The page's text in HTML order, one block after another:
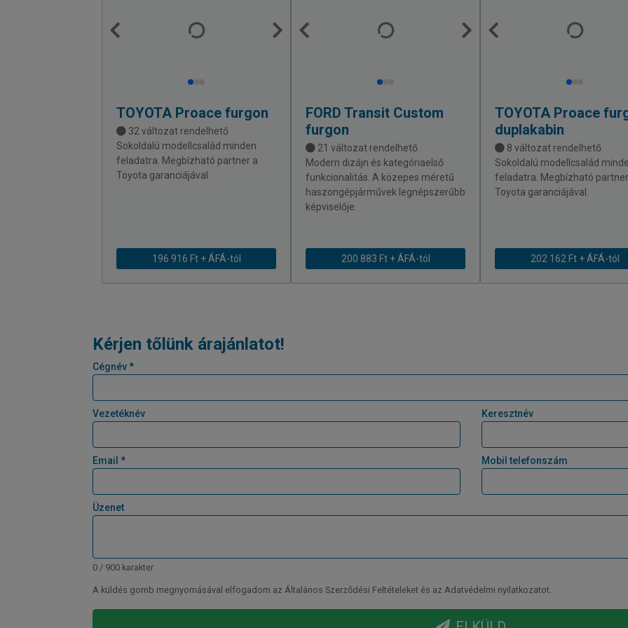
TOYOTA Proace furgon
32 változat rendelhető
Sokoldalú modellcsalád minden
feladatra. Megbízható partner a
Toyota garanciájával.
196 916 Ft + ÁFÁ-tól
FORD Transit Custom
furgon
21 változat rendelhető
Modern dizájn és kategóriaelső
funkcionalitás. A közepes méretű
haszongépjárművek legnépszerűbb
képviselője.
200 883 Ft + ÁFÁ-tól
TOYOTA Proace
duplakabin
8 változat rendelhető
Sokoldalú modellcsalád
feladatra. Megbízható
Toyota garanciájával.
202 162 Ft + ÁFÁ-tól
Kérjen tőlünk árajánlatot!
Cégnév *
Vezetéknév Keresztnév
Email * Mobil telefonszám
Üzenet
0 / 900 karakter
A küldés gomb megnyomásával elfogadom az Általános Szerződési Feltételeket és az Adatvédelmi nyilatkozatot.